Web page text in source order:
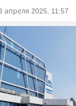
апреля 2025, 11:57